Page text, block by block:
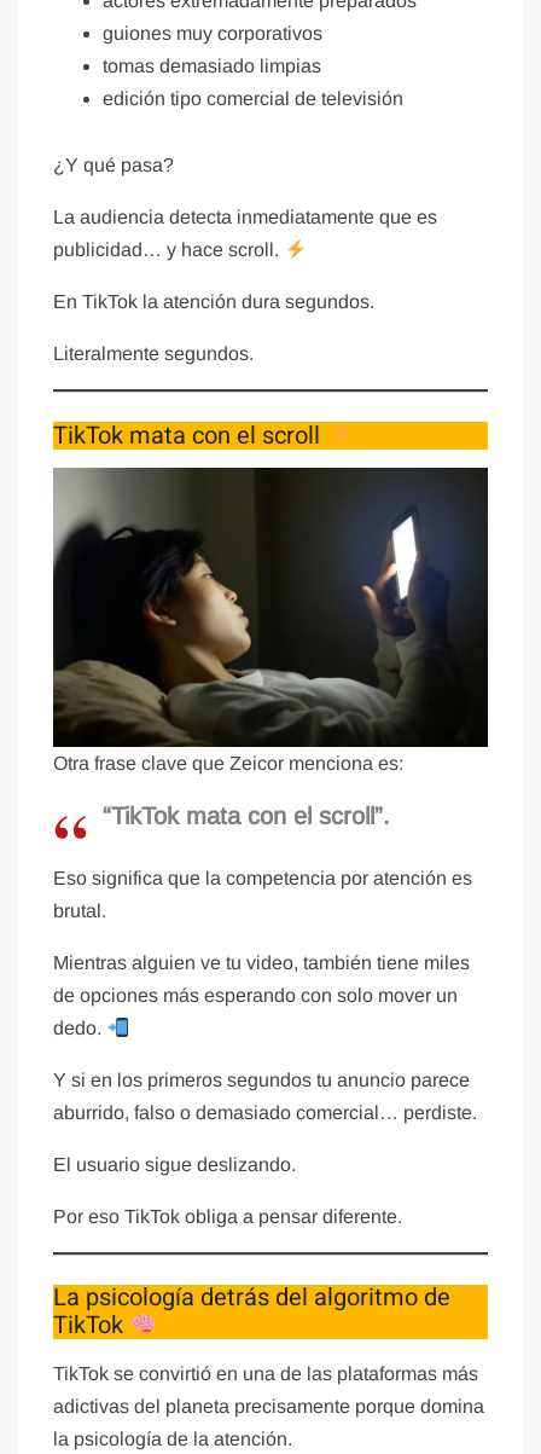
guiones muy corporativos
tomas demasiado limpias
edición tipo comercial de televisión
¿Y qué pasa?
La audiencia detecta inmediatamente que es
publicidad… y hace scroll.
En TikTok la atención dura segundos.
Literalmente segundos.
TikTok mata con el scroll
Otra frase clave que Zeicor menciona es:
“TikTok mata con el scroll”.
Eso significa que la competencia por atención es
brutal.
Mientras alguien ve tu video, también tiene miles
de opciones más esperando con solo mover un
dedo.
Y si en los primeros segundos tu anuncio parece
aburrido, falso o demasiado comercial… perdiste.
El usuario sigue deslizando.
Por eso TikTok obliga a pensar diferente.
La psicología detrás del algoritmo de
TikTok
TikTok se convirtió en una de las plataformas más
adictivas del planeta precisamente porque domina
la psicología de la atención.